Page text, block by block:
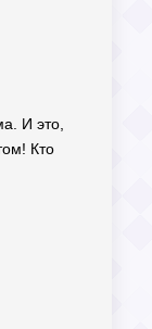
И это,
Кто